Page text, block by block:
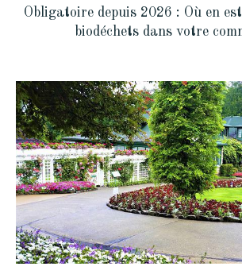
Obligatoire depuis 2026 : Où en
biodéchets dans votre